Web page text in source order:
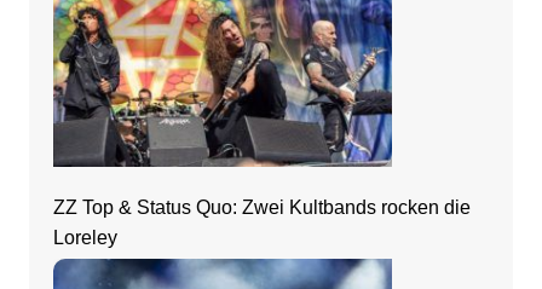
ZZ Top & Status Quo: Zwei Kultbands rocken die
Loreley